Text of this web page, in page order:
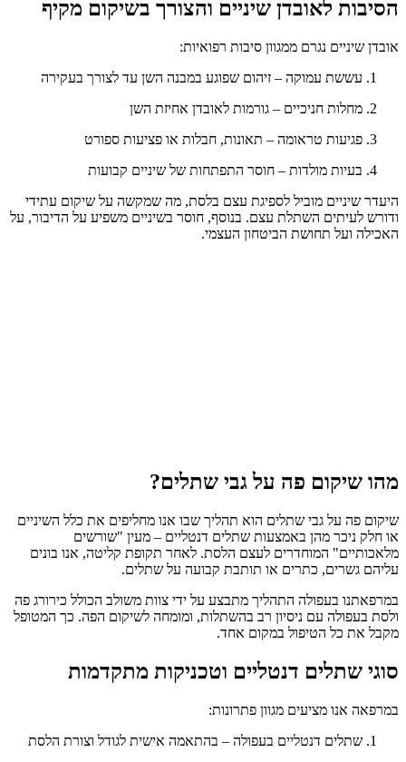
הסיבות לאובדן שיניים והצורך בשיקום מקיף
אובדן שיניים נגרם ממגוון סיבות רפואיות:
עששת עמוקה – זיהום שפוגע במבנה השן עד לצורך בעקירה
מחלות חניכיים – גורמות לאובדן אחיזת השן
פגיעות טראומה – תאונות, חבלות או פציעות ספורט
בעיות מולדות – חוסר התפתחות של שיניים קבועות
היעדר שיניים מוביל לספיגת עצם בלסת, מה שמקשה על שיקום עתידי
ודורש לעיתים השתלת עצם. בנוסף, חוסר בשיניים משפיע על הדיבור, על
האכילה ועל תחושת הביטחון העצמי.
מהו שיקום פה על גבי שתלים?
שיקום פה על גבי שתלים הוא תהליך שבו אנו מחליפים את כלל השיניים
או חלק ניכר מהן באמצעות שתלים דנטליים – מעין "שורשים
מלאכותיים" המוחדרים לעצם הלסת. לאחר תקופת קליטה, אנו בונים
עליהם גשרים, כתרים או תותבת קבועה על שתלים.
במרפאתנו בעפולה התהליך מתבצע על ידי צוות משולב הכולל כירורג פה
ולסת בעפולה עם ניסיון רב בהשתלות, ומומחה לשיקום הפה. כך המטופל
מקבל את כל הטיפול במקום אחד.
סוגי שתלים דנטליים וטכניקות מתקדמות
במרפאה אנו מציעים מגוון פתרונות:
שתלים דנטליים בעפולה – בהתאמה אישית לגודל וצורת הלסת